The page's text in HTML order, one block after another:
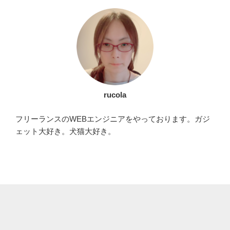
rucola
フリーランスのWEBエンジニアをやっております。ガジ
ェット大好き。犬猫大好き。